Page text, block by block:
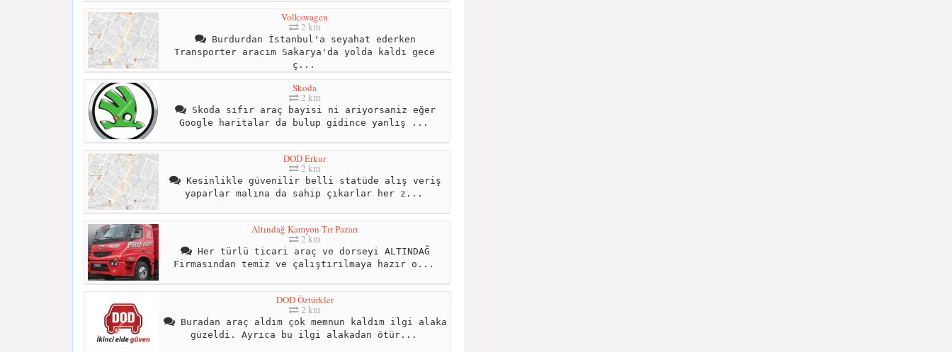
Volkswagen
2 km
Burdurdan İstanbul'a seyahat ederken
Transporter aracım Sakarya'da yolda kaldı gece
ç...
Skoda
2 km
Skoda sıfır araç bayisi ni ariyorsaniz eğer
Google haritalar da bulup gidince yanlış ...
DOD Erkur
2 km
Kesinlikle güvenilir belli statüde alış veriş
yaparlar malına da sahip çıkarlar her z...
Altındağ Kamyon Tır Pazarı
2 km
Her türlü ticari araç ve dorseyi ALTINDAĞ
Firmasından temiz ve çalıştırılmaya hazır o...
DOD Öztürkler
2 km
Buradan araç aldım çok memnun kaldım ilgi alaka
güzeldi. Ayrıca bu ilgi alakadan ötür...